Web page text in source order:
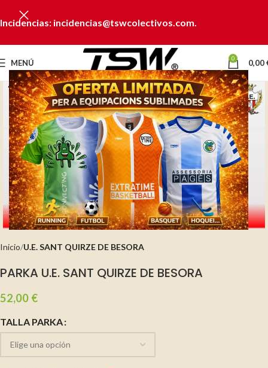
Incidencias: incidencias@tswcolectivos.com.
MENÚ 0 0,00
Clic para ampliar
Inicio U.E. SANT QUIRZE DE BESORA
PARKA U.E. SANT QUIRZE DE BESORA
52,00 €
TALLA PARKA